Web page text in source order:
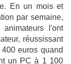
En un mois et
par semaine,
l'ont
réussissant
euros quand
un PC à 1 100